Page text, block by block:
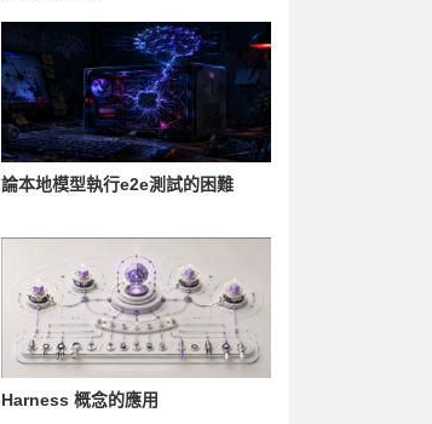
論本地模型執行e2e測試的困難
Harness 概念的應用